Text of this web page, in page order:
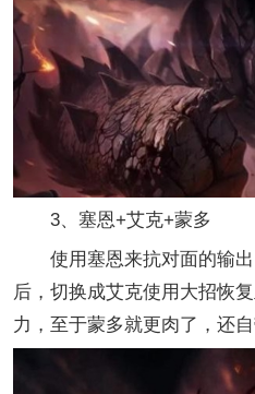
3、塞恩+艾克+蒙多
使用塞恩来抗对面的输出
后，切换成艾克使用大招恢
力，至于蒙多就更肉了，还自